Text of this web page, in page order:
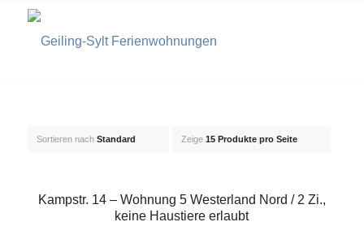
Sortieren nach Standard Zeige 15 Produkte pro Seite
Kampstr. 14 – Wohnung 5 Westerland Nord / 2 Zi.,
keine Haustiere erlaubt